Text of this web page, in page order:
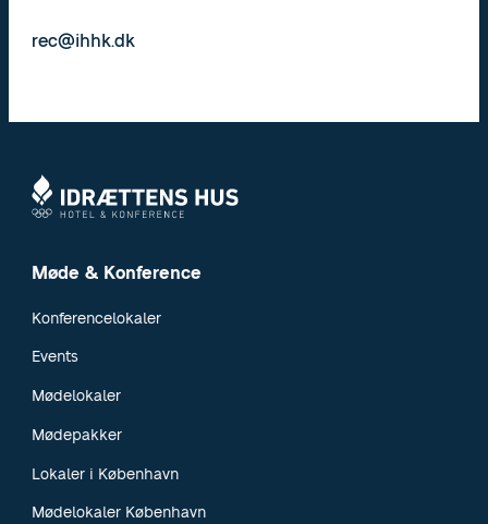
rec@ihhk.dk
Møde & Konference
Konferencelokaler
Events
Mødelokaler
Mødepakker
Lokaler i København
Mødelokaler København